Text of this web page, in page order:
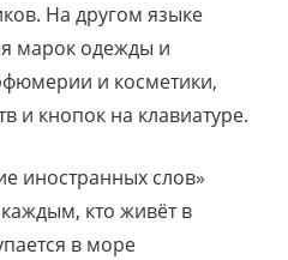
На другом языке
марок одежды и
и косметики,
и кнопок на клавиатуре.
иностранных слов»
кто живёт в
в море